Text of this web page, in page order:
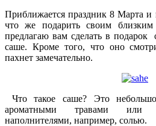
Приближается праздник 8 Марта и
что же подарить своим
предлагаю вам сделать в подарок
саше. Кроме того, что оно
пахнет замечательно.
Что такое саше? Это
ароматными травами или
наполнителями, например, солью.